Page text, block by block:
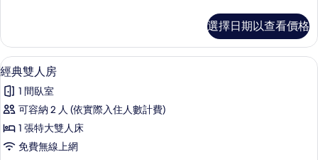
的
所
有
相
片
No
Parking-
Long
Stay
Only
的
情
選擇日期以查看價格
顯
示
經
典
雙
7
經典雙人房
1 間臥室
可容納 2 人 (依實際入住人數計費)
1 張特大雙人床
免費無線上網